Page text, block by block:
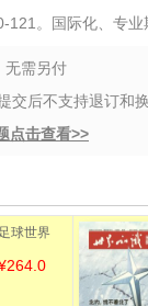
。国际化、专
无需另付
后不支持退订和换
点击查看>>
足球世界